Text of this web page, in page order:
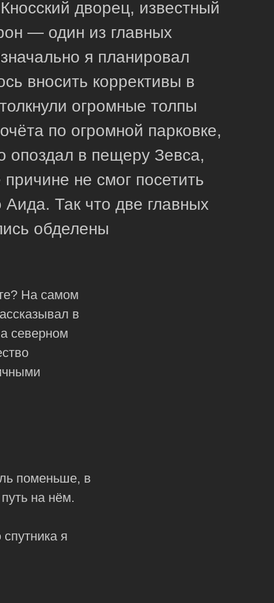
дворец, известный
— один из главных
я планировал
вносить коррективы в
огромные толпы
по огромной парковке,
опоздал в пещеру Зевса,
не смог посетить
Так что две главных
обделены
На самом
в
северном
поменьше, в
на нём.
я